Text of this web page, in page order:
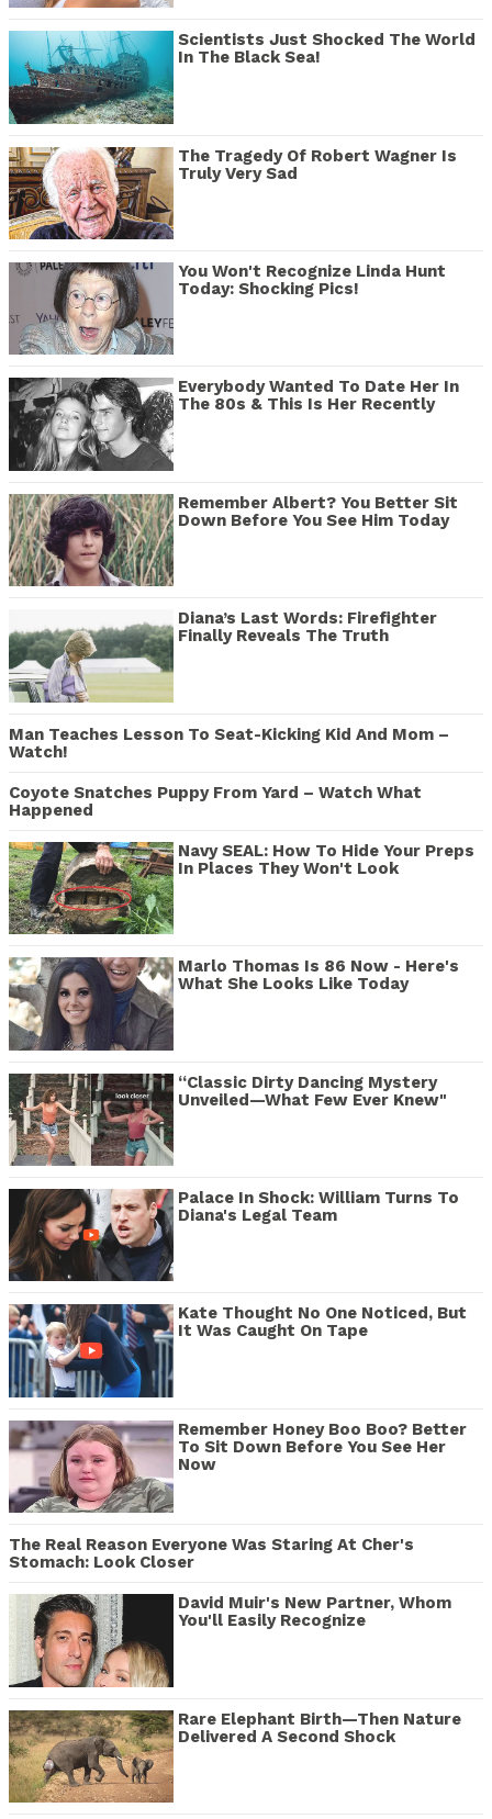
Scientists Just Shocked The World
In The Black Sea!
The Tragedy Of Robert Wagner Is
Truly Very Sad
You Won't Recognize Linda Hunt
Today: Shocking Pics!
Everybody Wanted To Date Her In
The 80s & This Is Her Recently
Remember Albert? You Better Sit
Down Before You See Him Today
Diana’s Last Words: Firefighter
Finally Reveals The Truth
Man Teaches Lesson To Seat-Kicking Kid And Mom –
Watch!
Coyote Snatches Puppy From Yard – Watch What
Happened
Navy SEAL: How To Hide Your Preps
In Places They Won't Look
Marlo Thomas Is 86 Now - Here's
What She Looks Like Today
“Classic Dirty Dancing Mystery
Unveiled—What Few Ever Knew"
Palace In Shock: William Turns To
Diana's Legal Team
Kate Thought No One Noticed, But
It Was Caught On Tape
Remember Honey Boo Boo? Better
To Sit Down Before You See Her
Now
The Real Reason Everyone Was Staring At Cher's
Stomach: Look Closer
David Muir's New Partner, Whom
You'll Easily Recognize
Rare Elephant Birth—Then Nature
Delivered A Second Shock